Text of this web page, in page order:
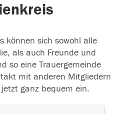
können sich sowohl alle
als auch Freunde und
so eine Trauergemeinde
mit anderen Mitgliedern
ganz bequem ein.